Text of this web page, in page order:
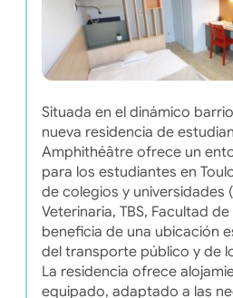
Situada en el dinámico
nueva residencia de
Amphithéâtre ofrece un
para los estudiantes en
de colegios y universidades
Veterinaria, TBS, Facultad
beneficia de una ubicación
del transporte público y de
La residencia ofrece
equipado, adaptado a las